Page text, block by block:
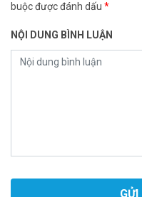
buộc được đánh dấu *
NỘI DUNG BÌNH LUẬN